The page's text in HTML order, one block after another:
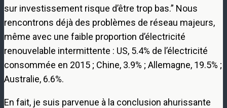
sur investissement risque d’être trop bas.” Nous
rencontrons déjà des problèmes de réseau majeurs,
même avec une faible proportion d’électricité
renouvelable intermittente : US, 5.4% de l’électricité
consommée en 2015 ; Chine, 3.9% ; Allemagne, 19.5% ;
Australie, 6.6%.
En fait, je suis parvenue à la conclusion ahurissante